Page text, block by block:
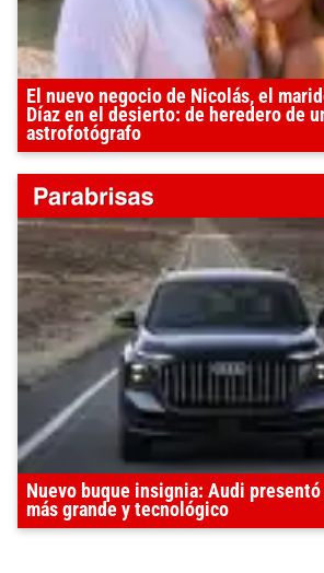
El nuevo negocio de Nicolás, el
Díaz en el desierto: de heredero de
astrofotógrafo
Nuevo buque insignia: Audi presentó
más grande y tecnológico